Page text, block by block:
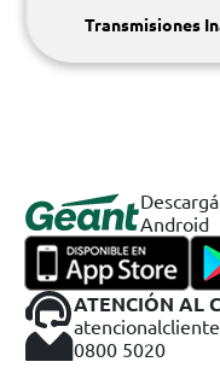
Transmisiones
Android
ATENCIÓN AL
0800 5020